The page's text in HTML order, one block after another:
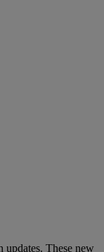
updates. These new